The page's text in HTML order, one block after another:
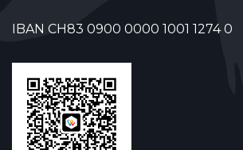
IBAN CH83 0900 0000 1001 1274 0